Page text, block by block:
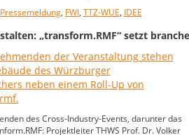
Pressemeldung, FWI, TTZ-WUE, IDEE
„transform.RMF“ setzt
des Cross-Industry-Events, darunter das
Projektleiter THWS Prof. Dr. Volker